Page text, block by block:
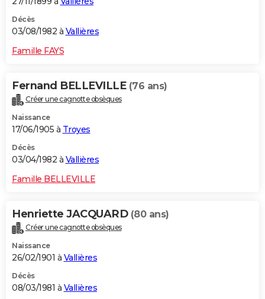
Décès
03/08/1982 à Vallières
Famille FAYS
Fernand BELLEVILLE (76 ans)
Créer une cagnotte obsèques
Naissance
17/06/1905 à Troyes
Décès
03/04/1982 à Vallières
Famille BELLEVILLE
Henriette JACQUARD (80 ans)
Créer une cagnotte obsèques
Naissance
26/02/1901 à Vallières
Décès
08/03/1981 à Vallières